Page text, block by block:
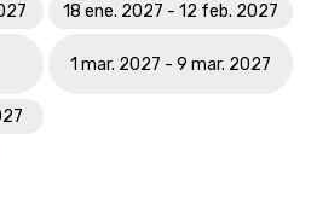
18 ene. 2027 - 12 feb. 2027
1 mar. 2027 - 9 mar. 2027